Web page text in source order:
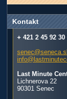
Kontakt
+ 421 2 45 92 30
Last Minute
Lichnerova 22
90301 Senec